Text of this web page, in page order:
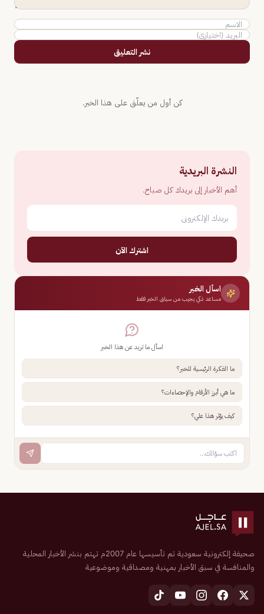
نشر التعليق
كن أول من يعلّق على هذا الخبر.
النشرة البريدية
أهم الأخبار إلى بريدك كل صباح.
اشترك الآن
اسأل الخبر
مساعد ذكي يجيب من سياق الخبر فقط
اسأل ما تريد عن هذا الخبر
ما الفكرة الرئيسية للخبر؟
ما هي أبرز الأرقام والإحصاءات؟
كيف يؤثر هذا علي؟
صحيفة إلكترونية سعودية تم تأسيسها عام 2007م تهتم بنشر الأخبار المحلية
والمنافسة في سبق الأخبار بمهنية ومصداقية وموضوعية